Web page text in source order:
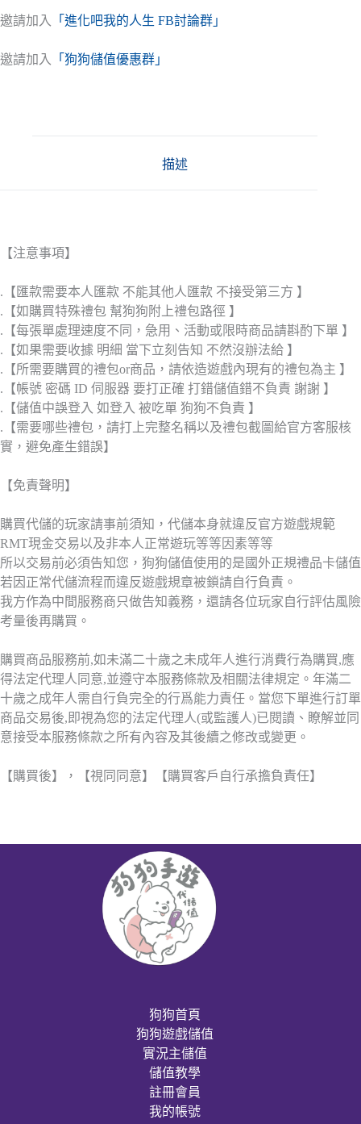
邀請加入 「進化吧我的人生 FB討論群」
邀請加入 「狗狗儲值優惠群」
描述
【注意事項】
.【匯款需要本人匯款 不能其他人匯款 不接受第三方 】
.【如購買特殊禮包 幫狗狗附上禮包路徑 】
.【每張單處理速度不同，急用、活動或限時商品請斟酌下單 】
.【如果需要收據 明細 當下立刻告知 不然沒辦法給 】
.【所需要購買的禮包or商品，請依造遊戲內現有的禮包為主 】
.【帳號 密碼 ID 伺服器 要打正確 打錯儲值錯不負責 謝謝 】
.【儲值中誤登入 如登入 被吃單 狗狗不負責 】
.【需要哪些禮包，請打上完整名稱以及禮包截圖給官方客服核
實，避免產生錯誤】
【免責聲明】
購買代儲的玩家請事前須知，代儲本身就違反官方遊戲規範
RMT現金交易以及非本人正常遊玩等等因素等等
所以交易前必須告知您，狗狗儲值使用的是國外正規禮品卡儲值
若因正常代儲流程而違反遊戲規章被鎖請自行負責。
我方作為中間服務商只做告知義務，還請各位玩家自行評估風險
考量後再購買。
購買商品服務前,如未滿二十歲之未成年人進行消費行為購買,應
得法定代理人同意,並遵守本服務條款及相關法律規定。年滿二
十歲之成年人需自行負完全的行爲能力責任。當您下單進行訂單
商品交易後,即視為您的法定代理人(或監護人)已閱讀、瞭解並同
意接受本服務條款之所有內容及其後續之修改或變更。
【購買後】，【視同同意】【購買客戶自行承擔負責任】
狗狗首頁
狗狗遊戲儲值
實況主儲值
儲值教學
註冊會員
我的帳號